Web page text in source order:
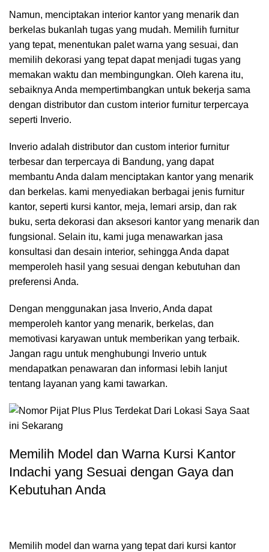
Namun, menciptakan interior kantor yang menarik dan
berkelas bukanlah tugas yang mudah. Memilih furnitur
yang tepat, menentukan palet warna yang sesuai, dan
memilih dekorasi yang tepat dapat menjadi tugas yang
memakan waktu dan membingungkan. Oleh karena itu,
sebaiknya Anda mempertimbangkan untuk bekerja sama
dengan distributor dan custom interior furnitur terpercaya
seperti Inverio.
Inverio adalah distributor dan custom interior furnitur
terbesar dan terpercaya di Bandung, yang dapat
membantu Anda dalam menciptakan kantor yang menarik
dan berkelas. kami menyediakan berbagai jenis furnitur
kantor, seperti kursi kantor, meja, lemari arsip, dan rak
buku, serta dekorasi dan aksesori kantor yang menarik dan
fungsional. Selain itu, kami juga menawarkan jasa
konsultasi dan desain interior, sehingga Anda dapat
memperoleh hasil yang sesuai dengan kebutuhan dan
preferensi Anda.
Dengan menggunakan jasa Inverio, Anda dapat
memperoleh kantor yang menarik, berkelas, dan
memotivasi karyawan untuk memberikan yang terbaik.
Jangan ragu untuk menghubungi Inverio untuk
mendapatkan penawaran dan informasi lebih lanjut
tentang layanan yang kami tawarkan.
Memilih Model dan Warna Kursi Kantor
Indachi yang Sesuai dengan Gaya dan
Kebutuhan Anda
Memilih model dan warna yang tepat dari kursi kantor